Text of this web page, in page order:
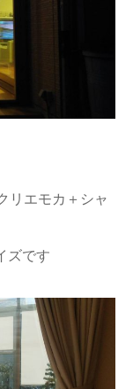
エモカ＋シャ
ズです